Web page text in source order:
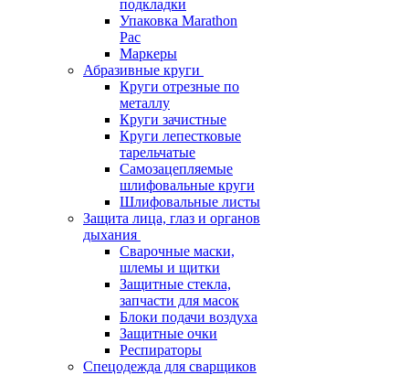
подкладки
Упаковка Marathon
Pac
Маркеры
Абразивные круги
Круги отрезные по
металлу
Круги зачистные
Круги лепестковые
тарельчатые
Самозацепляемые
шлифовальные круги
Шлифовальные листы
Защита лица, глаз и органов
дыхания
Сварочные маски,
шлемы и щитки
Защитные стекла,
запчасти для масок
Блоки подачи воздуха
Защитные очки
Респираторы
Спецодежда для сварщиков